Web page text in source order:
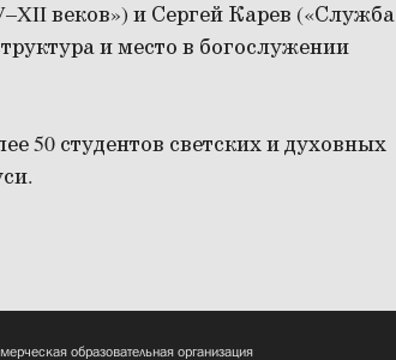
веков») и Сергей Карев («Служба
и место в богослужении
50 студентов светских и духовных
образовательная организация